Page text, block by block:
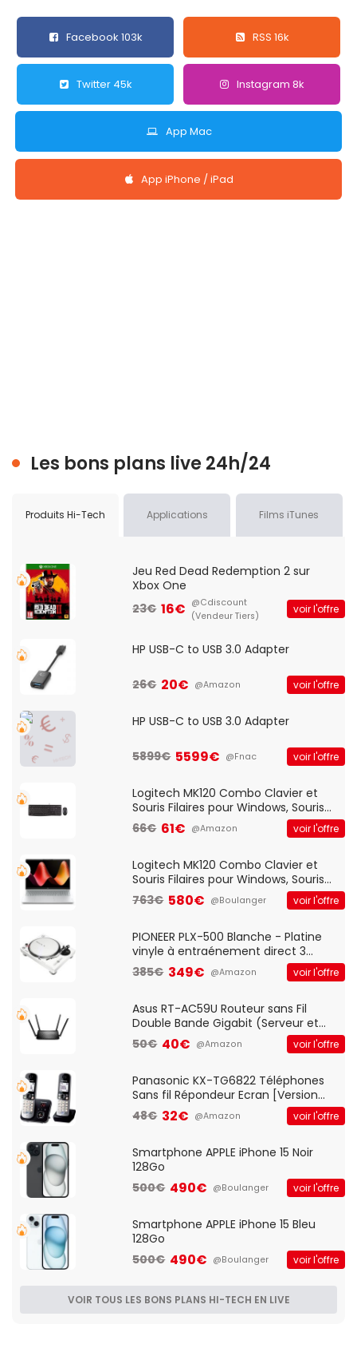
Facebook 103k RSS 16k
Twitter 45k Instagram 8k
App Mac
App iPhone / iPad
Les bons plans live 24h/24
Produits Hi-Tech Applications Films iTunes
Jeu Red Dead Redemption 2 sur
Xbox One
23€ 16€ @Cdiscount
(Vendeur Tiers)
voir l'offre
HP USB-C to USB 3.0 Adapter
26€ 20€ @Amazon voir l'offre
HP USB-C to USB 3.0 Adapter
5899€ 5599€ @Fnac voir l'offre
Logitech MK120 Combo Clavier et
Souris Filaires pour Windows, Souris
Optique Filaire, Connexion USB Plug
And Play, Confortable, Taille
QWERTY UK - Noir
66€ 61€ @Amazon voir l'offre
Logitech MK120 Combo Clavier et
Souris Filaires pour Windows, Souris
Optique Filaire, Connexion USB Plug
And Play, Confortable, Taille
QWERTY UK - Noir
763€ 580€ @Boulanger voir l'offre
PIONEER PLX-500 Blanche - Platine
vinyle à entraénement direct 3
vitesses (33-45-78 trs/min) avec
pre-ampli intégré et port USB
385€ 349€ @Amazon voir l'offre
Asus RT-AC59U Routeur sans Fil
Double Bande Gigabit (Serveur et
Client VPN, Triple Vlan, Mode Point
d'accès et Bridge, contrôle Parental,
50€ 40€ @Amazon voir l'offre
Panasonic KX-TG6822 Téléphones
Sans fil Répondeur Ecran [Version
Française]
48€ 32€ @Amazon voir l'offre
Smartphone APPLE iPhone 15 Noir
128Go
500€ 490€ @Boulanger voir l'offre
Smartphone APPLE iPhone 15 Bleu
128Go
500€ 490€ @Boulanger voir l'offre
VOIR TOUS LES BONS PLANS HI-TECH EN LIVE